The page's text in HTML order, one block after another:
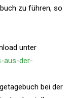
zu führen, so
unter
aus-der-
bei der